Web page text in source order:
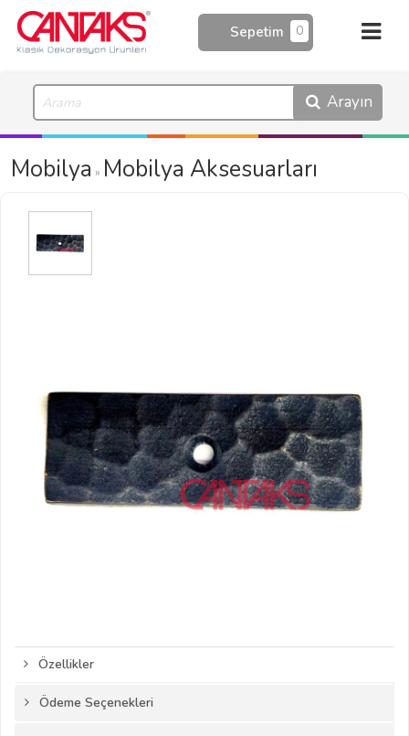
0
Sepetim
Arayın
Mobilya » Mobilya Aksesuarları
Özellikler
Ödeme Seçenekleri